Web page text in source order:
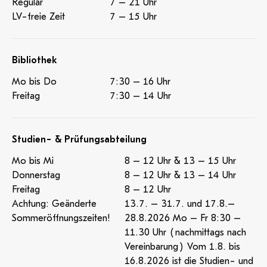
Regulär
7 – 21 Uhr
LV-freie Zeit
7 – 15 Uhr
Bibliothek
Mo bis Do
7:30 – 16 Uhr
Freitag
7:30 – 14 Uhr
Studien- & Prüfungsabteilung
Mo bis Mi
8 – 12 Uhr & 13 – 15 Uhr
Donnerstag
8 – 12 Uhr & 13 – 14 Uhr
Freitag
8 – 12 Uhr
Achtung: Geänderte
Sommeröffnungszeiten!
13.7. – 31.7. und 17.8.–
28.8.2026 Mo – Fr 8:30 –
11.30 Uhr (nachmittags nach
Vereinbarung) Vom 1.8. bis
16.8.2026 ist die Studien- und